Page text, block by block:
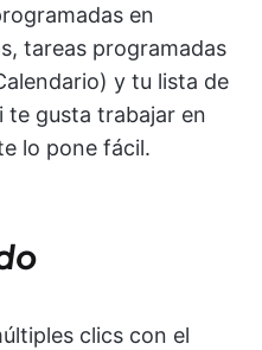
en
tareas programadas
y tu lista de
te gusta trabajar en
lo pone fácil.
clics con el